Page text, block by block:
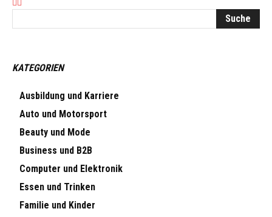
KATEGORIEN
Ausbildung und Karriere
Auto und Motorsport
Beauty und Mode
Business und B2B
Computer und Elektronik
Essen und Trinken
Familie und Kinder